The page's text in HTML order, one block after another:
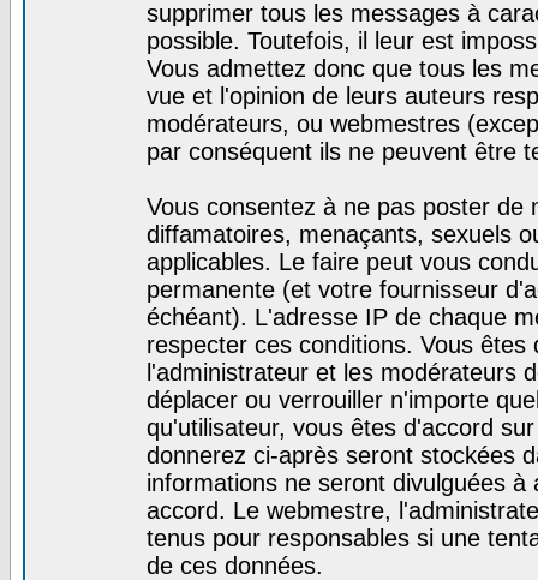
supprimer tous les messages à
possible. Toutefois, il leur est
Vous admettez donc que tous les
vue et l'opinion de leurs auteurs
modérateurs, ou webmestres
par conséquent ils ne peuvent être
Vous consentez à ne pas poster de
diffamatoires, menaçants, sexuels
applicables. Le faire peut vous
permanente (et votre fournisseur
échéant). L'adresse IP de chaque
respecter ces conditions. Vous
l'administrateur et les modérateurs
déplacer ou verrouiller n'importe
qu'utilisateur, vous êtes d'accord
donnerez ci-après seront stockées
informations ne seront divulguées
accord. Le webmestre,
tenus pour responsables si une
de ces données.